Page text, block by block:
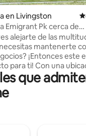
4.91 de 5, 744 reseñas
en Livingston
Emigrant Pk cerca de
y Chico. Se
alejarte de las
mantenerte
¡Entonces este
para ti! Con una
de primera calidad
Valley, estamos a 30
Nacional Yellowstone, a
que